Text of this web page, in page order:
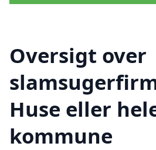
Oversigt over
Huse eller
kommune